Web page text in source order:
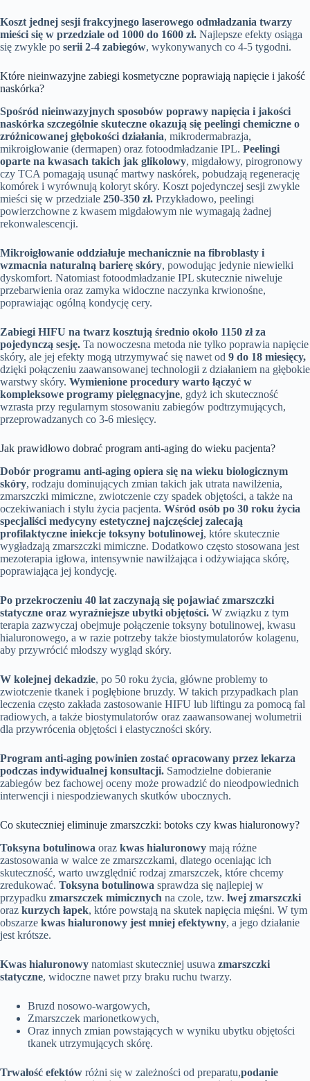
Koszt jednej sesji frakcyjnego laserowego odmładzania twarzy
mieści się w przedziale od 1000 do 1600 zł. Najlepsze efekty osiąga
się zwykle po serii 2-4 zabiegów, wykonywanych co 4-5 tygodni.
Które nieinwazyjne zabiegi kosmetyczne poprawiają napięcie i jakość
naskórka?
Spośród nieinwazyjnych sposobów poprawy napięcia i jakości
naskórka szczególnie skuteczne okazują się peelingi chemiczne o
zróżnicowanej głębokości działania, mikrodermabrazja,
mikroigłowanie (dermapen) oraz fotoodmładzanie IPL. Peelingi
oparte na kwasach takich jak glikolowy, migdałowy, pirogronowy
czy TCA pomagają usunąć martwy naskórek, pobudzają regenerację
komórek i wyrównują koloryt skóry. Koszt pojedynczej sesji zwykle
mieści się w przedziale 250-350 zł. Przykładowo, peelingi
powierzchowne z kwasem migdałowym nie wymagają żadnej
rekonwalescencji.
Mikroigłowanie oddziałuje mechanicznie na fibroblasty i
wzmacnia naturalną barierę skóry, powodując jedynie niewielki
dyskomfort. Natomiast fotoodmładzanie IPL skutecznie niweluje
przebarwienia oraz zamyka widoczne naczynka krwionośne,
poprawiając ogólną kondycję cery.
Zabiegi HIFU na twarz kosztują średnio około 1150 zł za
pojedynczą sesję. Ta nowoczesna metoda nie tylko poprawia napięcie
skóry, ale jej efekty mogą utrzymywać się nawet od 9 do 18 miesięcy,
dzięki połączeniu zaawansowanej technologii z działaniem na głębokie
warstwy skóry. Wymienione procedury warto łączyć w
kompleksowe programy pielęgnacyjne, gdyż ich skuteczność
wzrasta przy regularnym stosowaniu zabiegów podtrzymujących,
przeprowadzanych co 3-6 miesięcy.
Jak prawidłowo dobrać program anti-aging do wieku pacjenta?
Dobór programu anti-aging opiera się na wieku biologicznym
skóry, rodzaju dominujących zmian takich jak utrata nawilżenia,
zmarszczki mimiczne, zwiotczenie czy spadek objętości, a także na
oczekiwaniach i stylu życia pacjenta. Wśród osób po 30 roku życia
specjaliści medycyny estetycznej najczęściej zalecają
profilaktyczne iniekcje toksyny botulinowej, które skutecznie
wygładzają zmarszczki mimiczne. Dodatkowo często stosowana jest
mezoterapia igłowa, intensywnie nawilżająca i odżywiająca skórę,
poprawiająca jej kondycję.
Po przekroczeniu 40 lat zaczynają się pojawiać zmarszczki
statyczne oraz wyraźniejsze ubytki objętości. W związku z tym
terapia zazwyczaj obejmuje połączenie toksyny botulinowej, kwasu
hialuronowego, a w razie potrzeby także biostymulatorów kolagenu,
aby przywrócić młodszy wygląd skóry.
W kolejnej dekadzie, po 50 roku życia, główne problemy to
zwiotczenie tkanek i pogłębione bruzdy. W takich przypadkach plan
leczenia często zakłada zastosowanie HIFU lub liftingu za pomocą fal
radiowych, a także biostymulatorów oraz zaawansowanej wolumetrii
dla przywrócenia objętości i elastyczności skóry.
Program anti-aging powinien zostać opracowany przez lekarza
podczas indywidualnej konsultacji. Samodzielne dobieranie
zabiegów bez fachowej oceny może prowadzić do nieodpowiednich
interwencji i niespodziewanych skutków ubocznych.
Co skuteczniej eliminuje zmarszczki: botoks czy kwas hialuronowy?
Toksyna botulinowa oraz kwas hialuronowy mają różne
zastosowania w walce ze zmarszczkami, dlatego oceniając ich
skuteczność, warto uwzględnić rodzaj zmarszczek, które chcemy
zredukować. Toksyna botulinowa sprawdza się najlepiej w
przypadku zmarszczek mimicznych na czole, tzw. lwej zmarszczki
oraz kurzych łapek, które powstają na skutek napięcia mięśni. W tym
obszarze kwas hialuronowy jest mniej efektywny, a jego działanie
jest krótsze.
Kwas hialuronowy natomiast skuteczniej usuwa zmarszczki
statyczne, widoczne nawet przy braku ruchu twarzy.
Bruzd nosowo-wargowych,
Zmarszczek marionetkowych,
Oraz innych zmian powstających w wyniku ubytku objętości
tkanek utrzymujących skórę.
Trwałość efektów różni się w zależności od preparatu,podanie